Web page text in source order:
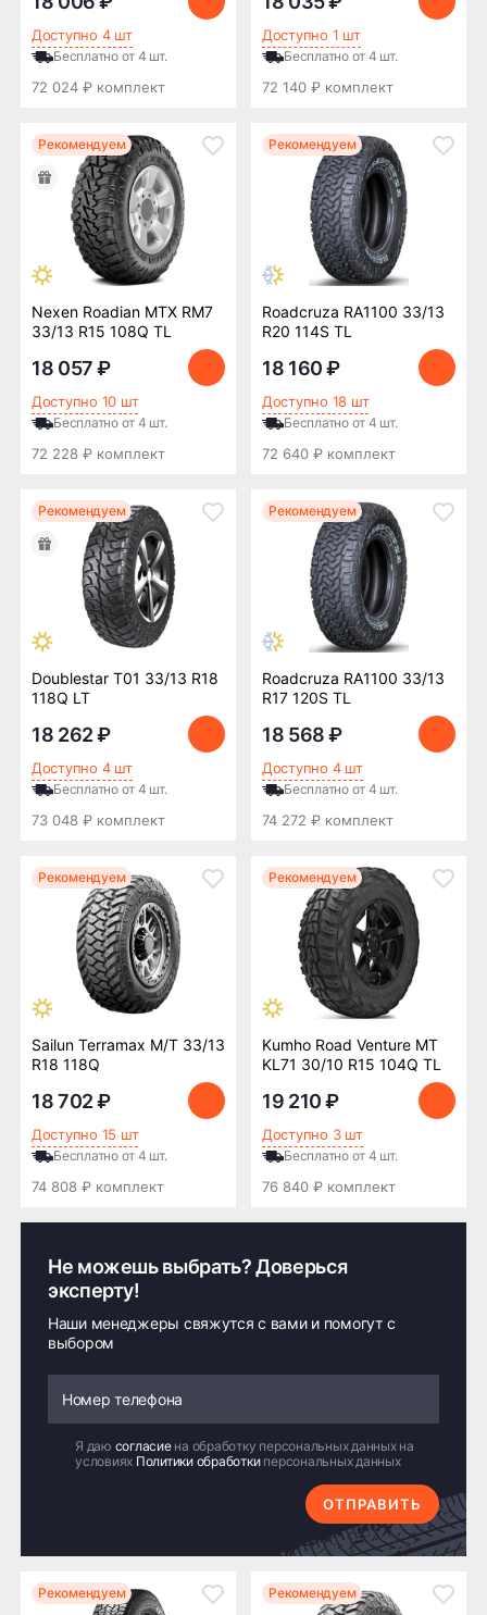
Доступно 4 шт
Бесплатно от 4 шт.
72 024 ₽ комплект
Доступно 1 шт
Бесплатно от 4 шт.
72 140 ₽ комплект
Рекомендуем
Nexen Roadian MTX RM7
33/13 R15 108Q TL
18 057 ₽
Доступно 10 шт
Бесплатно от 4 шт.
72 228 ₽ комплект
Рекомендуем
Roadcruza RA1100 33/13
R20 114S TL
18 160 ₽
Доступно 18 шт
Бесплатно от 4 шт.
72 640 ₽ комплект
Рекомендуем
Doublestar T01 33/13 R18
118Q LT
18 262 ₽
Доступно 4 шт
Бесплатно от 4 шт.
73 048 ₽ комплект
Рекомендуем
Roadcruza RA1100 33/13
R17 120S TL
18 568 ₽
Доступно 4 шт
Бесплатно от 4 шт.
74 272 ₽ комплект
Рекомендуем
Sailun Terramax M/T 33/13
R18 118Q
18 702 ₽
Доступно 15 шт
Бесплатно от 4 шт.
74 808 ₽ комплект
Рекомендуем
Kumho Road Venture MT
KL71 30/10 R15 104Q TL
19 210 ₽
Доступно 3 шт
Бесплатно от 4 шт.
76 840 ₽ комплект
Рекомендуем Рекомендуем
Не можешь выбрать? Доверься
эксперту!
Наши менеджеры свяжутся с вами и помогут с
выбором
Я даю согласие на обработку персональных данных на
условиях Политики обработки персональных данных
ОТПРАВИТЬ